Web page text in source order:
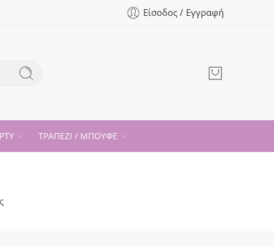
Είσοδος / Εγγραφή
ΤΡΑΠΕΖΙ / ΜΠΟΥΦΕ